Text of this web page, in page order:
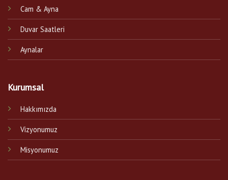
Cam & Ayna
Duvar Saatleri
Aynalar
Kurumsal
Hakkımızda
Vizyonumuz
Misyonumuz